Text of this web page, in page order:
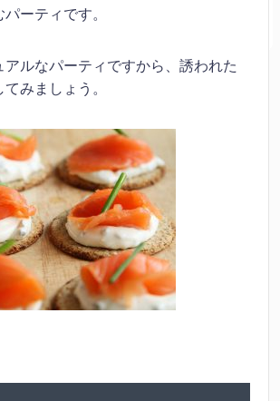
ーティです。
アルなパーティですから、誘われた
みましょう。